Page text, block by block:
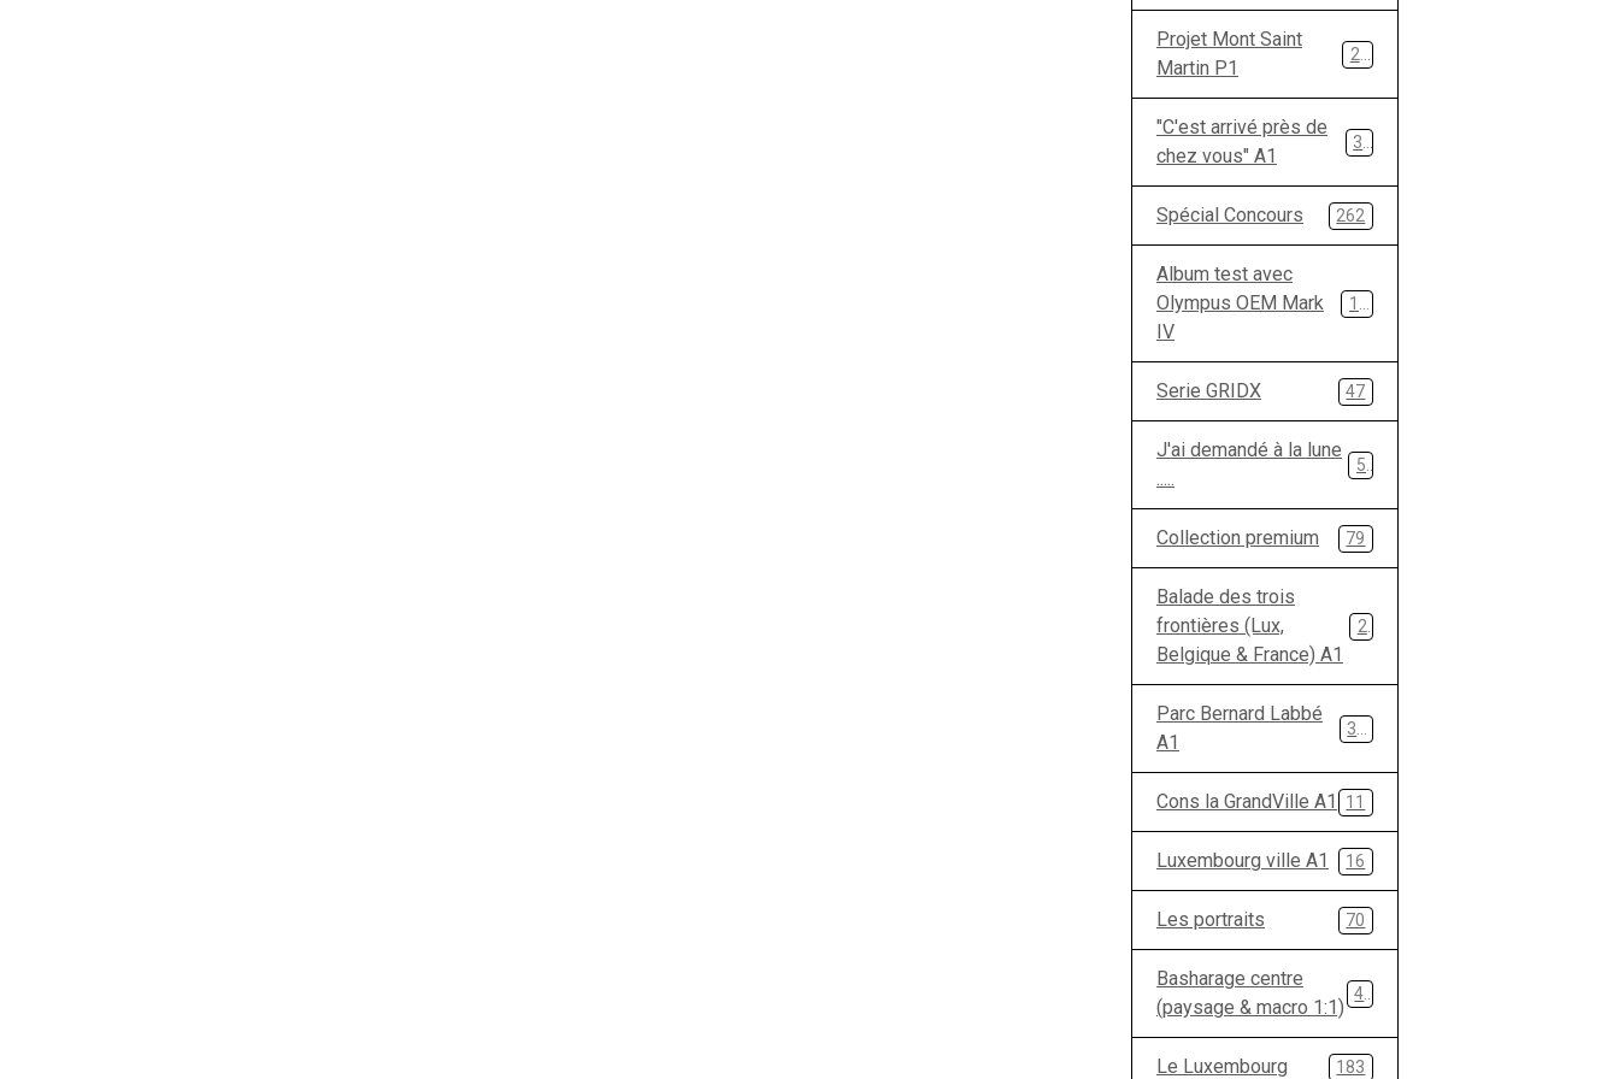
Projet Mont Saint
Martin P1
"C'est arrivé près de
chez vous" A1
Spécial Concours 262
Album test avec
Olympus OEM Mark
IV
Serie GRIDX 47
J'ai demandé à la lune
.....
Collection premium 79
Balade des trois
frontières (Lux,
Belgique & France) A1
Parc Bernard Labbé
A1
Cons la GrandVille A1 11
Luxembourg ville A1 16
Les portraits 70
Basharage centre
(paysage & macro 1:1)
Le Luxembourg 183